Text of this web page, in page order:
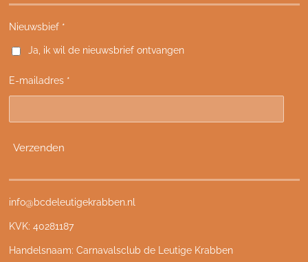
c
e
o
k
s
t
g
a
m
k
k
u
b
Nieuwsbief *
Ja, ik wil de nieuwsbrief ontvangen
E-mailadres *
Verzenden
info@bcdeleutigekrabben.nl
KVK: 40281187
Handelsnaam: Carnavalsclub de Leutige Krabben